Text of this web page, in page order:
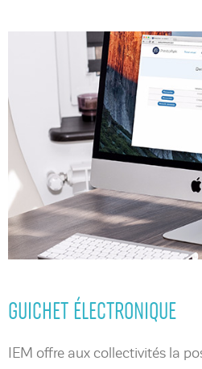
GUICHET ÉLECTRONIQUE
IEM offre aux collectivités la